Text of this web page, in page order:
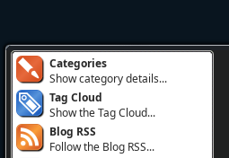
Categories
Show category details...
Tag Cloud
Show the Tag Cloud...
Blog RSS
Follow the Blog RSS...